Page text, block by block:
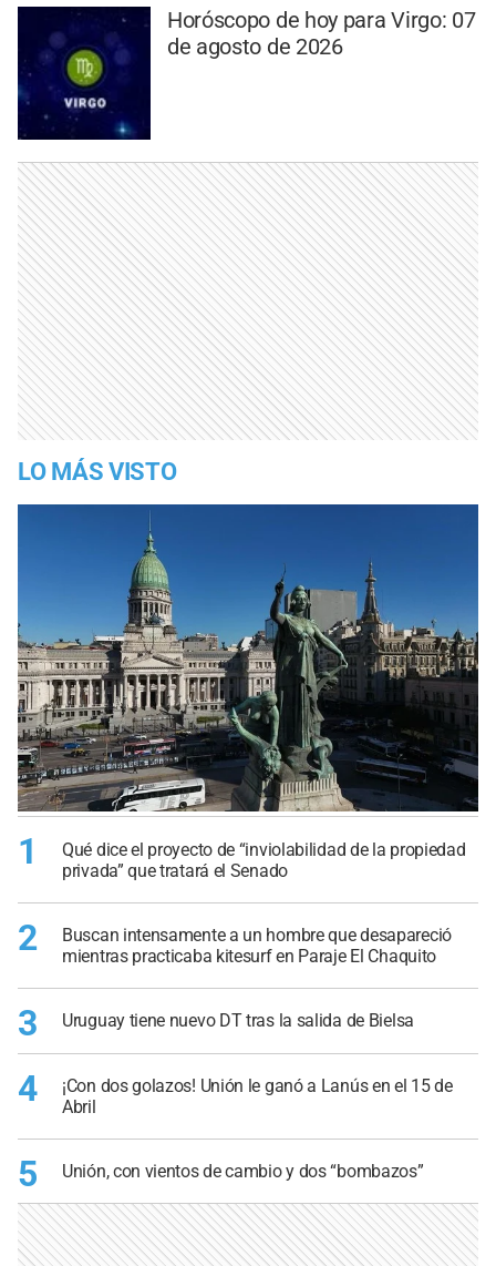
Horóscopo de hoy para Virgo: 07
de agosto de 2026
LO MÁS VISTO
1
Qué dice el proyecto de “inviolabilidad de la propiedad
privada” que tratará el Senado
2
Buscan intensamente a un hombre que desapareció
mientras practicaba kitesurf en Paraje El Chaquito
3 Uruguay tiene nuevo DT tras la salida de Bielsa
4
¡Con dos golazos! Unión le ganó a Lanús en el 15 de
Abril
5 Unión, con vientos de cambio y dos “bombazos”